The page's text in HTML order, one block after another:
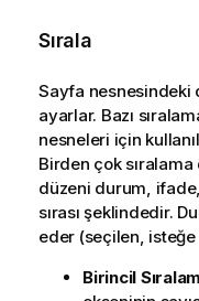
Sırala
Sayfa nesnesindeki
ayarlar. Bazı
nesneleri için
Birden çok
düzeni durum,
sırası şeklindedir.
eder (seçilen, isteğe
Birincil